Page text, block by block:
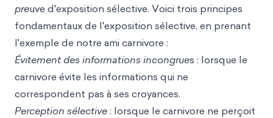
preuve d'exposition sélective. Voici trois principes
fondamentaux de l'exposition sélective, en prenant
l'exemple de notre ami carnivore :
Évitement des informations incongrues : lorsque le
carnivore évite les informations qui ne
correspondent pas à ses croyances.
Perception sélective: lorsque le carnivore ne perçoit